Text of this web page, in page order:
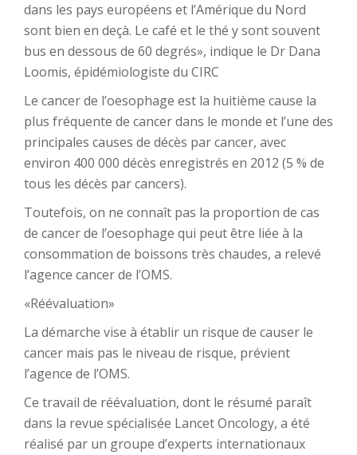
dans les pays européens et l’Amérique du Nord
sont bien en deçà. Le café et le thé y sont souvent
bus en dessous de 60 degrés», indique le Dr Dana
Loomis, épidémiologiste du CIRC
Le cancer de l’oesophage est la huitième cause la
plus fréquente de cancer dans le monde et l’une des
principales causes de décès par cancer, avec
environ 400 000 décès enregistrés en 2012 (5 % de
tous les décès par cancers).
Toutefois, on ne connaît pas la proportion de cas
de cancer de l’oesophage qui peut être liée à la
consommation de boissons très chaudes, a relevé
l’agence cancer de l’OMS.
«Réévaluation»
La démarche vise à établir un risque de causer le
cancer mais pas le niveau de risque, prévient
l’agence de l’OMS.
Ce travail de réévaluation, dont le résumé paraît
dans la revue spécialisée Lancet Oncology, a été
réalisé par un groupe d’experts internationaux